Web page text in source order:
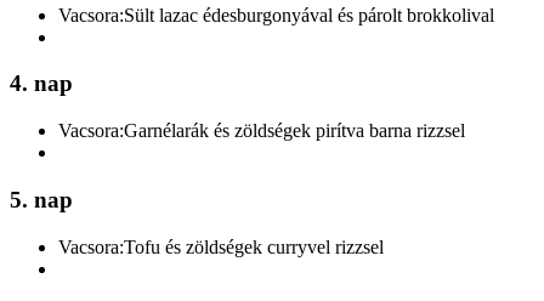
Vacsora:Sült lazac édesburgonyával és párolt brokkolival
4. nap
Vacsora:Garnélarák és zöldségek pirítva barna rizzsel
5. nap
Vacsora:Tofu és zöldségek curryvel rizzsel